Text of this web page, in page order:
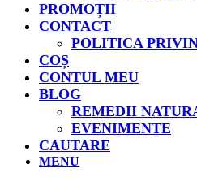
PROMOȚII
CONTACT
POLITICA
COȘ
CONTUL MEU
BLOG
REMEDII
EVENIMENTE
CAUTARE
MENU